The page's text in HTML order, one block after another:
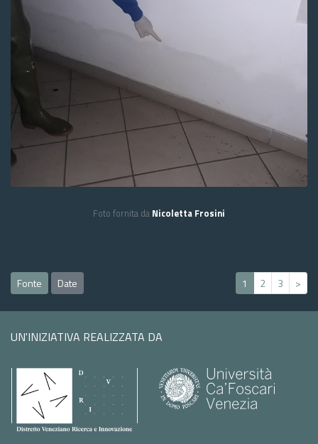
Foto fornita da Nicoletta Frosini
Fonte Date 1 2 3 >
UN'INIZIATIVA REALIZZATA DA